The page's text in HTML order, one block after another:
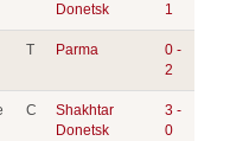
Donetsk
1
T Parma
0 -
2
C
Shakhtar
Donetsk
3 -
0